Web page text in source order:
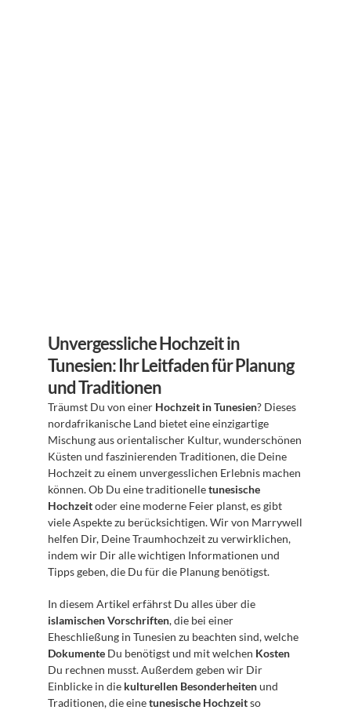
Unvergessliche Hochzeit in
Tunesien: Ihr Leitfaden für Planung
und Traditionen
Träumst Du von einer Hochzeit in Tunesien? Dieses
nordafrikanische Land bietet eine einzigartige
Mischung aus orientalischer Kultur, wunderschönen
Küsten und faszinierenden Traditionen, die Deine
Hochzeit zu einem unvergesslichen Erlebnis machen
können. Ob Du eine traditionelle tunesische
Hochzeit oder eine moderne Feier planst, es gibt
viele Aspekte zu berücksichtigen. Wir von Marrywell
helfen Dir, Deine Traumhochzeit zu verwirklichen,
indem wir Dir alle wichtigen Informationen und
Tipps geben, die Du für die Planung benötigst.
islamischen Vorschriften, die bei einer
Dokumente Du benötigst und mit welchen Kosten
Du rechnen musst. Außerdem geben wir Dir
Einblicke in die kulturellen Besonderheiten und
Traditionen, die eine tunesische Hochzeit so